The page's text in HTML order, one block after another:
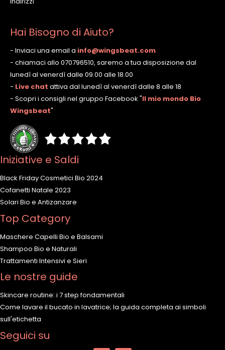
Hai Bisogno di Aiuto?
- Inviaci una email a info@wingsbeat.com
- chiamaci allo 070796510, saremo a tua disposizione dal
lunedì al venerdì dalle 09.00 alle 18.00
- Live chat attiva dal lunedì al venerdì dalle 8 alle 18
- Scopri i consigli nel gruppo Facebook "Il mio mondo Bio
Wingsbeat"
Iniziative e Saldi
Black Friday Cosmetici Bio 2024
Cofanetti Natale 2023
Solari Bio e Antizanzare
Top Category
Maschere Capelli Bio e Balsami
Shampoo Bio e Naturali
Trattamenti Intensivi e Sieri
Le nostre guide
Skincare routine: i 7 step fondamentali
Come lavare il bucato in lavatrice; la guida completa ai simboli
sull'etichetta
Seguici su